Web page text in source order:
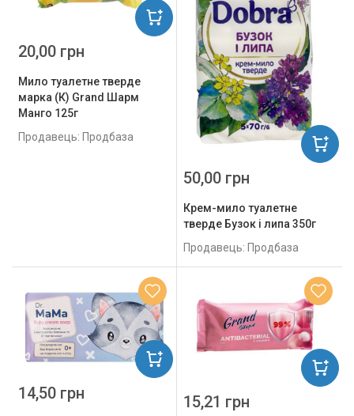
Мило туалетне тверде
марка (К) Grand Шарм
Манго 125г
Продавець: Продбаза
20,00 грн
Крем-мило туалетне
тверде Бузок і липа 350г
Продавець: Продбаза
50,00 грн
14,50 грн 15,21 грн